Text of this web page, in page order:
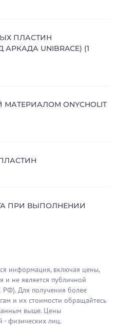
ПЛАСТИН
UNIBRACE) (1
ONYCHOLIT
ПРИ ВЫПОЛНЕНИИ
информация, включая цены,
и не является публичной
РФ). Для получения более
и их стоимости обращайтесь
выше. Цены
- физических лиц.